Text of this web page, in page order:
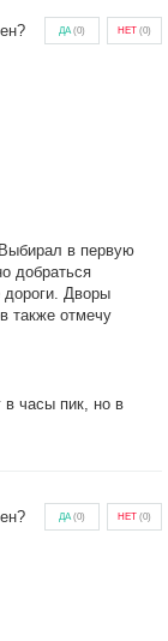
ДА(0) НЕТ (0)
в первую
добраться
дороги. Дворы
также отмечу
в часы пик, но в
ДА(0) НЕТ (0)